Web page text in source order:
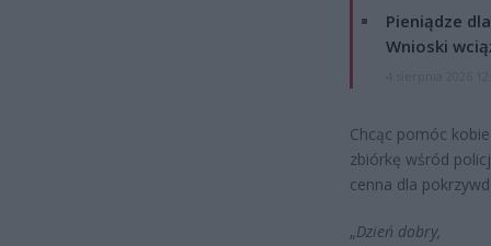
Pieniądze
Wnioski
Chcąc pomóc
zbiórkę wśród
cenna dla
„Dzień dobry,